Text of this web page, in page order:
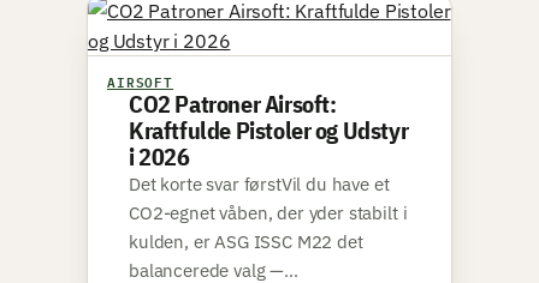
AIRSOFT
CO2 Patroner Airsoft:
Kraftfulde Pistoler og Udstyr
i 2026
Det korte svar førstVil du have et
CO2-egnet våben, der yder stabilt i
kulden, er ASG ISSC M22 det
balancerede valg —…